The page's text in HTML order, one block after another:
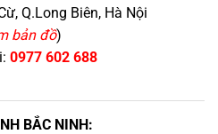
Q.Long Biên, Hà Nội
bản đồ)
0977 602 688
BẮC NINH: